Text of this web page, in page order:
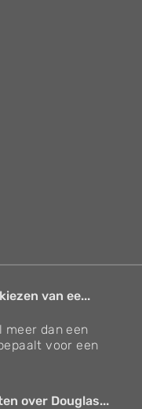
van ee...
meer dan een
voor een
over Douglas...